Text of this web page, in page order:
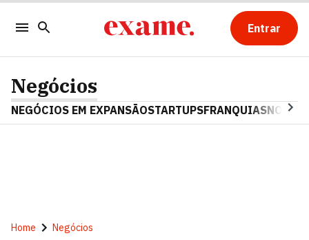
Entrar
Negócios
NEGÓCIOS EM EXPANSÃOSTARTUPSFRANQUIAS
Home Negócios